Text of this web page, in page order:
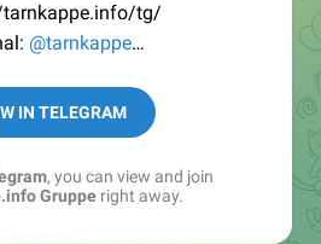
tg/
@tarnkappe
@bestoftarnkappe
+WSW5F1VcmhliMjk6
IN TELEGRAM
, you can view and join
Grupperight away.